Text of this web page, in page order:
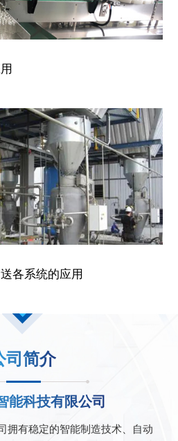
各系统的应用
司简介
能科技有限公司
拥有稳定的智能制造技术、自动